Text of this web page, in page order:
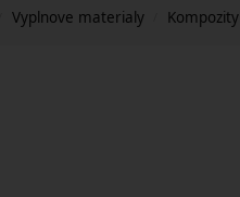
Vyplnove materialy Kompozity